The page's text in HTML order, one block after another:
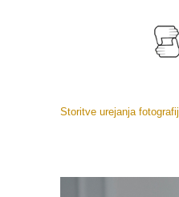
Storitve urejanja fotografij